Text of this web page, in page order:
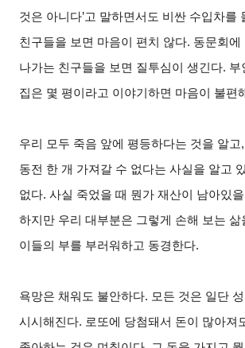
것은 아니다’고 말하면서도 비싼 수입차를
친구들을 보면 마음이 편치 않다. 동문회에
나가는 친구들을 보면 질투심이 생긴다. 부
집은 몇 평이라고 이야기하면 마음이 불편
우리 모두 죽음 앞에 평등하다는 것을 알고
동전 한 개 가져갈 수 없다는 사실을 알고
없다. 사실 죽었을 때 뭔가 재산이 남아있
하지만 우리 대부분은 그렇게 손해 보는 삶
이들의 부를 부러워하고 동경한다.
욕망은 채워도 불안하다. 모든 것은 일단
시시해진다. 로또에 당첨돼서 돈이 많아져